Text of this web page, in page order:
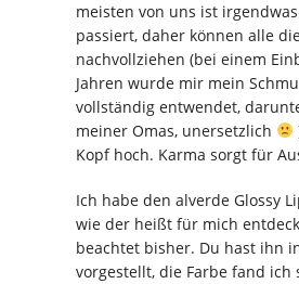
meisten von uns ist
passiert, daher können alle
nachvollziehen (bei einem
Jahren wurde mir mein
vollständig entwendet,
meiner Omas, unersetzlich
Kopf hoch. Karma sorgt für
Ich habe den alverde Glossy
wie der heißt für mich
beachtet bisher. Du hast ihn
vorgestellt, die Farbe fand ich